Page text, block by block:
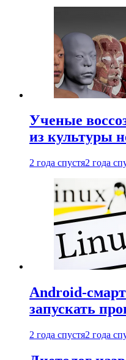
Ученые
из культуры
2 года спустя2 года
Android-
запускать
2 года спустя2 года